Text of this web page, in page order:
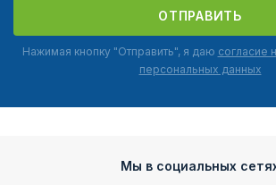
ОТПРАВИТЬ
Нажимая кнопку "Отправить", я даю согласие
персональных данных
Мы в социальных